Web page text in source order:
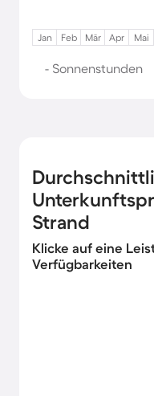
Jan Feb Mär Apr Mai
- Sonnenstunden
Strand
Klicke auf eine
Verfügbarkeiten